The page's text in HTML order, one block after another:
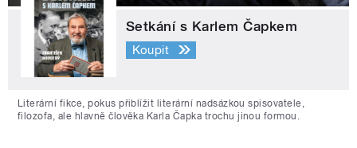
Setkání s Karlem Čapkem
Koupit
Literární fikce, pokus přiblížit literární nadsázkou spisovatele,
filozofa, ale hlavně člověka Karla Čapka trochu jinou formou.